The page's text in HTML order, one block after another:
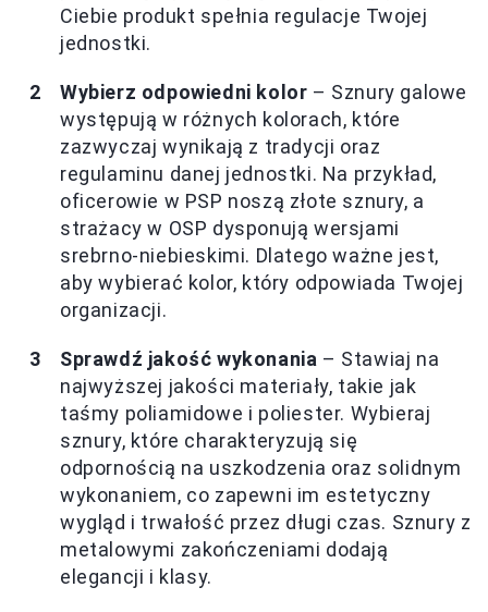
Ciebie produkt spełnia regulacje Twojej
jednostki.
Wybierz odpowiedni kolor – Sznury galowe
występują w różnych kolorach, które
zazwyczaj wynikają z tradycji oraz
regulaminu danej jednostki. Na przykład,
oficerowie w PSP noszą złote sznury, a
strażacy w OSP dysponują wersjami
srebrno-niebieskimi. Dlatego ważne jest,
aby wybierać kolor, który odpowiada Twojej
organizacji.
Sprawdź jakość wykonania – Stawiaj na
najwyższej jakości materiały, takie jak
taśmy poliamidowe i poliester. Wybieraj
sznury, które charakteryzują się
odpornością na uszkodzenia oraz solidnym
wykonaniem, co zapewni im estetyczny
wygląd i trwałość przez długi czas. Sznury z
metalowymi zakończeniami dodają
elegancji i klasy.